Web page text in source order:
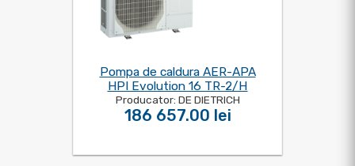
Pompa de caldura AER-APA
HPI Evolution 16 TR-2/H
Producator: DE DIETRICH
186 657.00 lei